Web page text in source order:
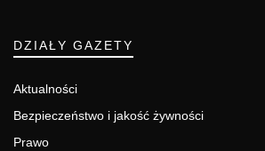
DZIAŁY GAZETY
Aktualności
Bezpieczeństwo i jakość żywności
Prawo